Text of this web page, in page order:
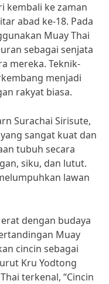
kembali ke zaman
abad ke-18. Pada
Muay Thai
sebagai senjata
mereka. Teknik-
menjadi
rakyat biasa.
Surachai Sirisute,
sangat kuat dan
tubuh secara
siku, dan lutut.
lawan
dengan budaya
Muay
cincin sebagai
Kru Yodtong
terkenal, “Cincin